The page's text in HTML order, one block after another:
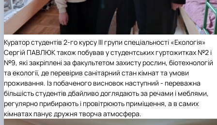
Куратор студентів 2-го курсу ІІІ групи спеціальності «Екологія»
Сергій ПАВЛЮК також побував у студентських гуртожитках №2 і
№9, які закріплені за факультетом захисту рослин, біотехнологій
та екології, де перевірив санітарний стан кімнат та умови
проживання. Із побаченого висновок наступний - переважна
більшість студентів дбайливо доглядають за речами і меблями,
регулярно прибирають і провітрюють приміщення, а в самих
кімнатах панує дружня творча атмосфера.